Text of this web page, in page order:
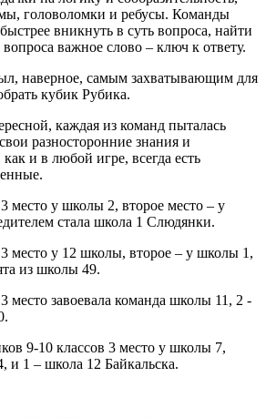
головоломки и ребусы. Команды
вникнуть в суть вопроса, найти
важное слово – ключ к ответу.
наверное, самым захватывающим для
кубик Рубика.
каждая из команд пыталась
разносторонние знания и
и в любой игре, всегда есть
место у школы 2, второе место – у
стала школа 1 Слюдянки.
место у 12 школы, второе – у школы 1,
из школы 49.
место завоевала команда школы 11, 2 -
9-10 классов 3 место у школы 7,
и 1 – школа 12 Байкальска.